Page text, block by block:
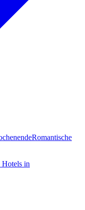
Romantische
Hotels in